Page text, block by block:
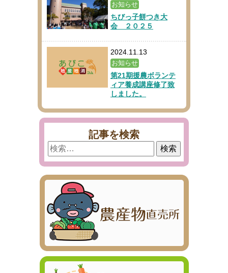
お知らせ
ちびっ子餅つき大
会 ２０２５
2024.11.13
お知らせ
第21期援農ボランテ
ィア養成講座修了致
しました。
記事を検索
検
索: